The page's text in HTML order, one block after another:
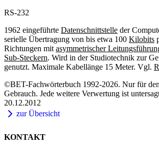
RS-232
1962 eingeführte Datenschnittstelle der
serielle Übertragung von bis etwa 100 Kilobits
Richtungen mit asymmetrischer
Sub-Steckern. Wird in der Studiotechnik zur
genutzt. Maximale Kabellänge 15 Meter. Vgl.
©BET-Fachwörterbuch 1992-2026. Nur für
Gebrauch. Jede weitere Verwertung ist
20.12.2012
zur Übersicht
KONTAKT